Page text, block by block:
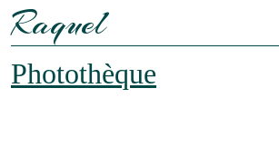
Raquel
Photothèque